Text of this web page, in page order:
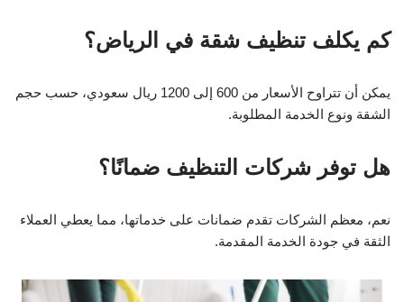
كم يكلف تنظيف شقة في الرياض؟
يمكن أن تتراوح الأسعار من 600 إلى 1200 ريال سعودي، حسب حجم
الشقة ونوع الخدمة المطلوبة.
هل توفر شركات التنظيف ضمانًا؟
نعم، معظم الشركات تقدم ضمانات على خدماتها، مما يعطي العملاء
الثقة في جودة الخدمة المقدمة.